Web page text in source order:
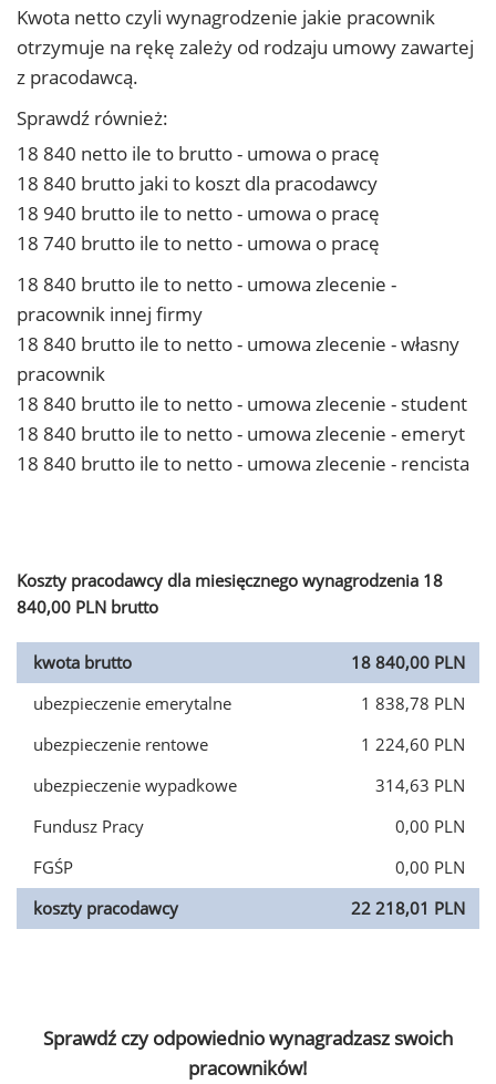
Kwota netto czyli wynagrodzenie jakie pracownik
otrzymuje na rękę zależy od rodzaju umowy zawartej
z pracodawcą.
Sprawdź również:
18 840 netto ile to brutto - umowa o pracę
18 840 brutto jaki to koszt dla pracodawcy
18 940 brutto ile to netto - umowa o pracę
18 740 brutto ile to netto - umowa o pracę
18 840 brutto ile to netto - umowa zlecenie -
pracownik innej firmy
18 840 brutto ile to netto - umowa zlecenie - własny
pracownik
18 840 brutto ile to netto - umowa zlecenie - student
18 840 brutto ile to netto - umowa zlecenie - emeryt
18 840 brutto ile to netto - umowa zlecenie - rencista
Koszty pracodawcy dla miesięcznego wynagrodzenia 18
840,00 PLN brutto
kwota brutto
18 840,00 PLN
ubezpieczenie emerytalne
1 838,78 PLN
ubezpieczenie rentowe
1 224,60 PLN
ubezpieczenie wypadkowe
314,63 PLN
Fundusz Pracy
0,00 PLN
FGŚP
0,00 PLN
koszty pracodawcy
22 218,01 PLN
Sprawdź czy odpowiednio wynagradzasz swoich
pracowników!